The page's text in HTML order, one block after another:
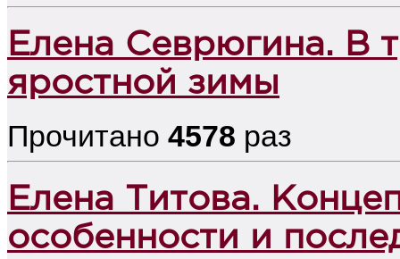
Елена Севрюгина. В
яростной зимы
Прочитано 4578 раз
Елена Титова.
особенности и